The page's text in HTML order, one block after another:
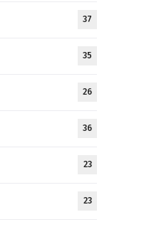
37
35
26
36
23
23